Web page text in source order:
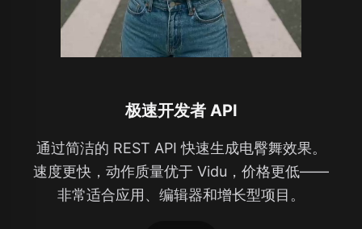
极速开发者 API
通过简洁的 REST API 快速生成电臀舞效果。
速度更快，动作质量优于 Vidu，价格更低——
非常适合应用、编辑器和增长型项目。